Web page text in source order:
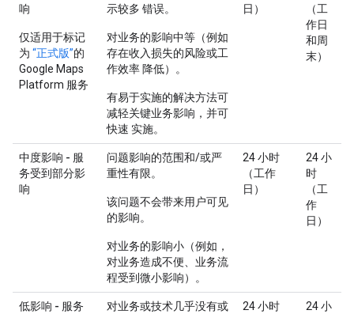
响
仅适用于标记
为 “正式版”的
Google Maps
Platform 服务
示较多 错误。
对业务的影响中等（例如
存在收入损失的风险或工
作效率 降低）。
有易于实施的解决方法可
减轻关键业务影响，并可
快速 实施。
日）
（工
作日
和周
末）
中度影响 - 服
务受到部分影
响
问题影响的范围和/或严
重性有限。
该问题不会带来用户可见
的影响。
对业务的影响小（例如，
对业务造成不便、业务流
程受到微小影响）。
24 小时
（工作
日）
24 小
时
（工
作
日）
低影响 - 服务
对业务或技术几乎没有或
24 小时
24 小